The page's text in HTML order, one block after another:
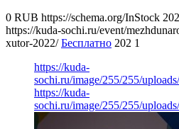
0 RUB https://schema.org/InStock
https://kuda-sochi.ru/event/
xutor-2022/ Бесплатно 202 1
https://kuda-
sochi.ru/image/255/255/
https://kuda-
sochi.ru/image/255/255/